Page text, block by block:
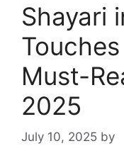
Shayari
Must-
2025
July 10, 2025 by